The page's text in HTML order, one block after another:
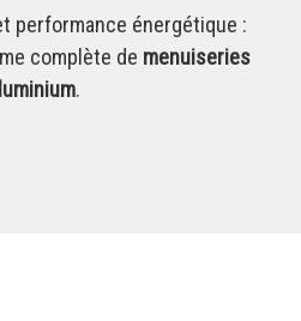
performance énergétique :
complète de menuiseries
.